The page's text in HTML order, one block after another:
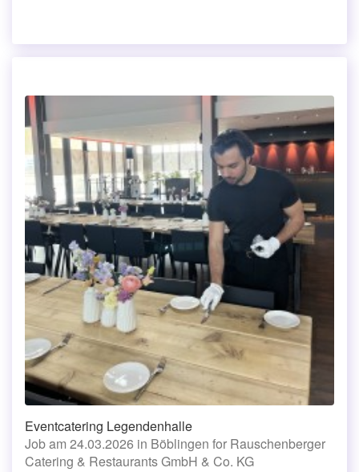
Eventcatering Legendenhalle
Job am 24.03.2026 in Böblingen for Rauschenberger
Catering & Restaurants GmbH & Co. KG